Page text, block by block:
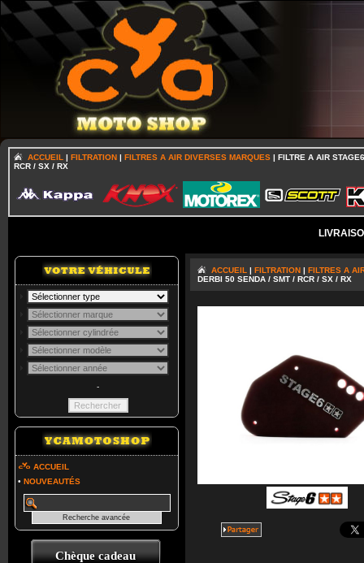
ACCUEIL | FILTRATION | FILTRES A AIR DIVERSES MARQUES | FILTRE A AIR
RCR / SX / RX
-
ACCUEIL
• NOUVEAUTÉS
Chèque cadeau
ACCUEIL | FILTRATION | FILTRES A
DERBI 50 SENDA / SMT / RCR / SX / RX